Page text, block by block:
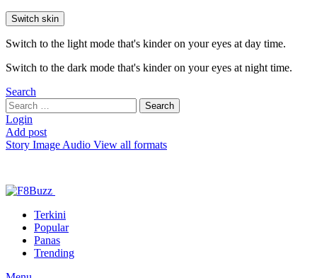
Switch skin
Switch to the light mode that's kinder on your eyes at day time.
Switch to the dark mode that's kinder on your eyes at night time.
Search
Search
for:
Search
Login
Add post
Story Image Audio View all formats
Terkini
Popular
Panas
Trending